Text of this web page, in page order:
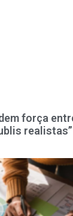
força
realistas”